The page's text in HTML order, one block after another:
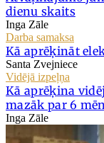
dienu skaits
Inga Zāle
Darba samaksa
Kā aprēķināt
Santa Zvejniece
Vidējā izpeļņa
Kā aprēķina
mazāk par 6
Inga Zāle